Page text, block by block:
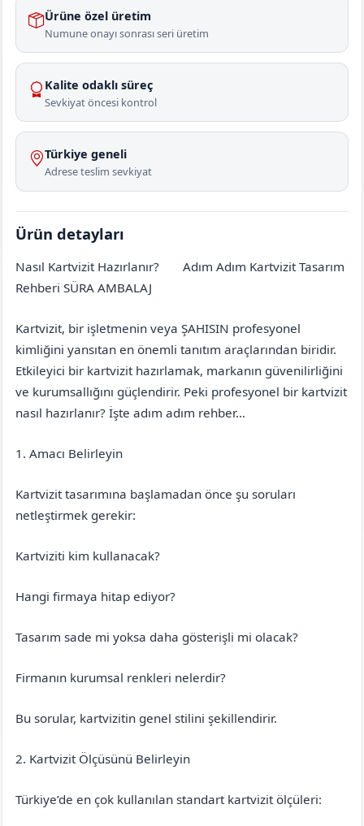
Ürüne özel üretim
Numune onayı sonrası seri üretim
Kalite odaklı süreç
Sevkiyat öncesi kontrol
Türkiye geneli
Adrese teslim sevkiyat
Ürün detayları
Nasıl Kartvizit Hazırlanır?
Adım Adım Kartvizit Tasarım
Rehberi SÜRA AMBALAJ
Kartvizit, bir işletmenin veya ŞAHISIN profesyonel
kimliğini yansıtan en önemli tanıtım araçlarından biridir.
Etkileyici bir kartvizit hazırlamak, markanın güvenilirliğini
ve kurumsallığını güçlendirir. Peki profesyonel bir kartvizit
nasıl hazırlanır? İşte adım adım rehber…
1. Amacı Belirleyin
Kartvizit tasarımına başlamadan önce şu soruları
netleştirmek gerekir:
Kartviziti kim kullanacak?
Hangi firmaya hitap ediyor?
Tasarım sade mi yoksa daha gösterişli mi olacak?
Firmanın kurumsal renkleri nelerdir?
Bu sorular, kartvizitin genel stilini şekillendirir.
2. Kartvizit Ölçüsünü Belirleyin
Türkiye’de en çok kullanılan standart kartvizit ölçüleri: